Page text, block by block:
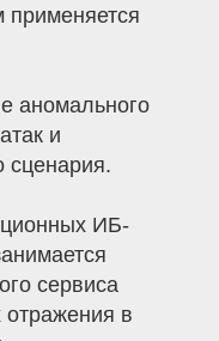
применяется
аномального
и
сценария.
ИБ-
сервиса
отражения в